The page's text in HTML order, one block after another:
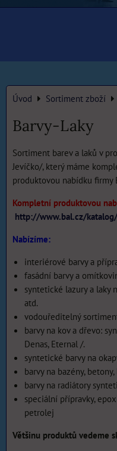
Úvod Sortiment zboží
Barvy-Laky
Sortiment barev a laků v
Jevíčko/, který máme
produktovou nabídku firmy
Kompletní produktovou
http://www.bal.cz/
Nabízíme:
interiérové barvy a
fasádní barvy a
syntetické lazury a laky
atd.
vodouředitelný
barvy na kov a dřevo:
Denas, Eternal /.
syntetické barvy na
barvy na bazény,
barvy na radiátory
speciální přípravky,
petrolej
Většinu produktů vedeme